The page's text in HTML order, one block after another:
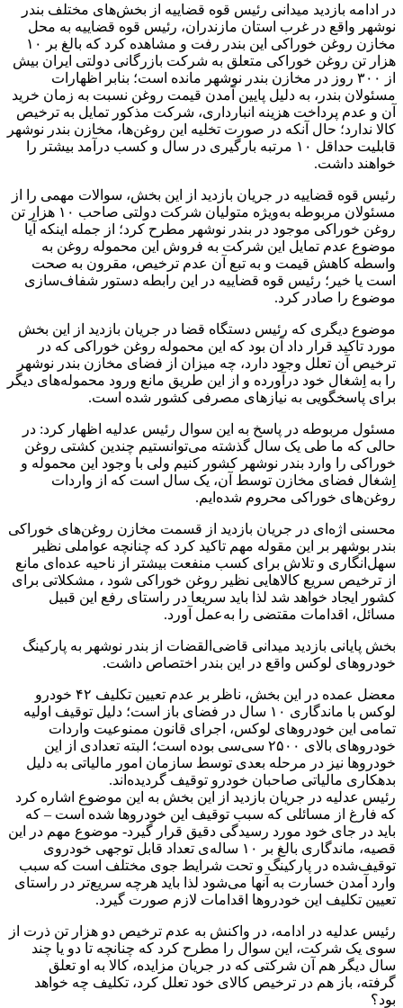
در ادامه بازدید میدانی رئیس قوه قضاییه از بخش‌های مختلف بندر
نوشهر واقع در غرب استان مازندران، رئیس قوه قضاییه به محل
مخازن روغن خوراکی این بندر رفت و مشاهده کرد که بالغ بر ۱۰
هزار تن روغن خوراکی متعلق به شرکت بازرگانی دولتی ایران بیش
از ۳۰۰ روز در مخازن بندر نوشهر مانده است؛ بنابر اظهارات
مسئولان بندر، به دلیل پایین آمدن قیمت روغن نسبت به زمان خرید
آن و عدم پرداخت هزینه انبارداری، شرکت مذکور تمایل به ترخیص
کالا ندارد؛ حال آنکه در صورت تخلیه این روغن‌ها، مخازن بندر نوشهر
قابلیت حداقل ۱۰ مرتبه بارگیری در سال و کسب درآمد بیشتر را
خواهند داشت.
رئیس قوه قضاییه در جریان بازدید از این بخش، سوالات مهمی را از
مسئولان مربوطه به‌ویژه متولیان شرکت دولتی صاحب ۱۰ هزار تن
روغن خوراکی‌ موجود در بندر نوشهر مطرح کرد؛ از جمله اینکه آیا
موضوع عدم تمایل این شرکت به فروش این محموله روغن به
واسطه کاهش قیمت و به تبع آن عدم ترخیص، مقرون به صحت
است یا خیر؛ رئیس قوه قضاییه در این رابطه دستور شفاف‌سازی
موضوع را صادر کرد.
موضوع دیگری که رئیس دستگاه قضا د‌ر جریان بازدید از این بخش
مورد تاکید قرار داد آن بود که این محموله روغن خوراکی که در
ترخیص آن تعلل وجود دارد، چه میزان از فضای مخازن بندر نوشهر
را به اِشغال خود درآورده و از این طریق مانع ورود محموله‌های دیگر
برای پاسخگویی به نیازهای مصرفی کشور شده است.
مسئول مربوطه در پاسخ به این سوال رئیس عدلیه اظهار کرد: در
حالی که ما طی یک سال گذشته می‌توانستیم چندین کشتی روغن
خوراکی را وارد بندر نوشهر کشور کنیم ولی با وجود این محموله و
اِشغال فضای مخازن توسط آن، یک سال است که از واردات
روغن‌های خوراکی محروم شده‌ایم.
محسنی اژه‌ای در جریان بازدید از قسمت مخازن روغن‌های خوراکی
بندر بوشهر بر این مقوله مهم تاکید کرد که چنانچه عواملی نظیر
سهل‌انگاری و تلاش برای کسب منفعت بیشتر از ناحیه‌ عده‌ای مانع
از ترخیص سریع کالاهایی نظیر روغن خوراکی شود ، مشکلاتی برای
کشور ایجاد خواهد شد لذا باید سریعا در راستای رفع این قبیل
مسائل، اقدامات مقتضی را به‌عمل آورد.
بخش پایانی بازدید میدانی قاضی‌القضات از بندر نوشهر به پارکینگ
خودروهای لوکس واقع در این بندر اختصاص داشت.
معضل عمده در این بخش، ناظر بر عدم تعیین تکلیف ۴۲ خودرو‌
لوکس با ماندگاری ۱۰ سال در فضای باز است؛ دلیل توقیف اولیه
تمامی این خودروهای لوکس، اجرای قانون ممنوعیت واردات
خودروهای بالای ۲۵۰۰ سی‌سی بوده است؛ البته تعدادی از این
خودروها نیز در مرحله بعدی توسط سازمان امور مالیاتی به دلیل
بدهکاری مالیاتی صاحبان خودرو توقیف گردیده‌اند.
رئیس عدلیه در جریان بازدید از این بخش به این موضوع اشاره کرد
که فارغ از مسائلی که سبب توقیف این خودروها شده است – که
باید در جای خود مورد رسیدگی‌ دقیق قرار گیرد- موضوع مهم در این
قصیه، ماندگاری بالغ بر ۱۰ ساله‌ی تعداد قابل توجهی خودروی
توقیف‌شده در پارکینگ و‌ تحت شرایط جوی مختلف است که سبب
وارد آمدن خسارت به آنها می‌شود لذا باید هرچه سریع‌تر در راستای
تعیین تکلیف این خودروها اقدامات لازم صورت گیرد.
رئیس عدلیه در ادامه، در واکنش به عدم ترخیص دو هزار تن ذرت از
سوی یک شرکت، این سوال را مطرح کرد که چنانچه تا دو یا چند
سال دیگر هم آن شرکتی که در جریان مزایده، کالا به او تعلق
گرفته، باز هم در ترخیص کالای خود تعلل کرد، تکلیف چه خواهد
بود؟